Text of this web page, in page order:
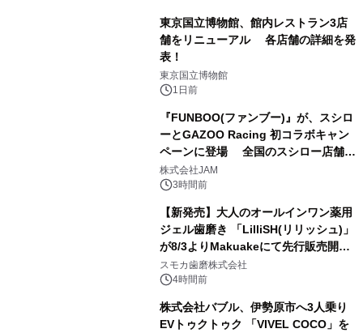
東京国立博物館、館内レストラン3店
舗をリニューアル 各店舗の詳細を発
表！
東京国立博物館
1日前
『FUNBOO(ファンブー)』が、スシロ
ーとGAZOO Racing 初コラボキャン
ペーンに登場 全国のスシロー店舗で
GR 4車種の FUNBOO(ミニカー)付き
メニューが展開されます
株式会社JAM
3時間前
【新発売】大人のオールインワン薬用
ジェル歯磨き 「LilliSH(リリッシュ)」
が8/3よりMakuakeにて先行販売開
始！
スモカ歯磨株式会社
4時間前
株式会社バブル、伊勢原市へ3人乗り
EVトゥクトゥク 「VIVEL COCO」を